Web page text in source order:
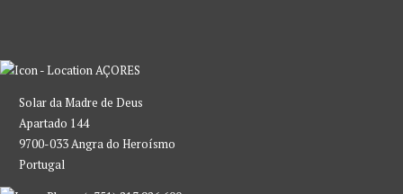
AÇORES
Solar da Madre de Deus
Apartado 144
9700-033 Angra do Heroísmo
Portugal